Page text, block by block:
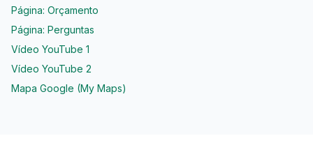
Página: Orçamento
Página: Perguntas
Vídeo YouTube 1
Vídeo YouTube 2
Mapa Google (My Maps)